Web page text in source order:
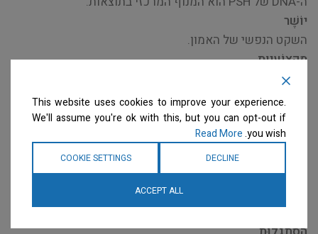
יוֹשֶׁר
השקט הנפשי של האמון.
מִקצוֹעִיוּת
מבקשים להגיע לסטנדרט שיודעים שאפשר להשיג.
עקביות בהחלטות.
לְמִידָה
אנחנו מה שאנחנו עושים שוב ושוב: מצוינות היא לא מעשה,
אלא הרגל.
אנחנו דואגים למי שדואג לנו.
This website uses cookies to improve your experience.
We'll assume you're ok with this, but you can opt-out if
you wish.
Read More
DECLINE
COOKIE SETTINGS
ACCEPT ALL